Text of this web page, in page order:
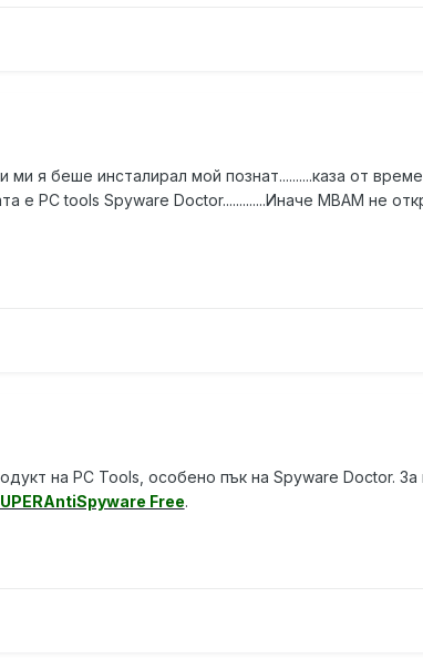
ми я беше инсталирал мой познат..........каза от
е PC tools Spyware Doctor.............Иначе MBAM не
на PC Tools, особено пък на Spyware Doctor.
Free.